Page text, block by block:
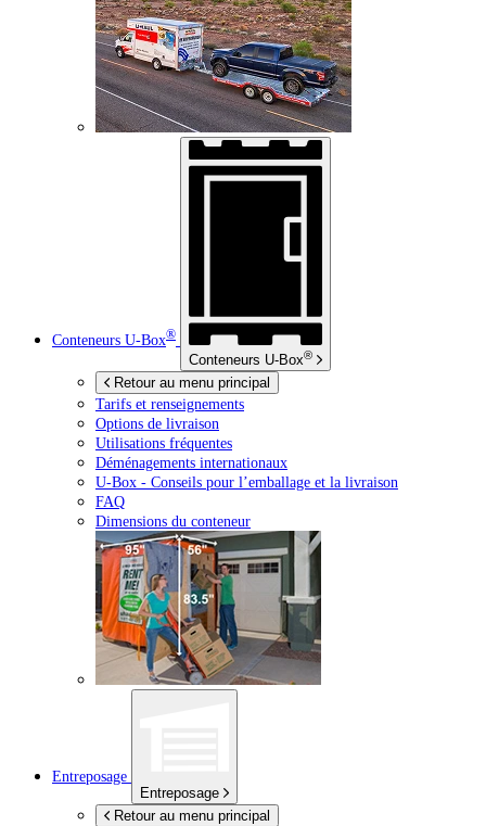
Conteneurs U-Box®
Conteneurs U-Box®
Retour au menu principal
Tarifs et renseignements
Options de livraison
Utilisations fréquentes
Déménagements internationaux
U-Box - Conseils pour l’emballage et la livraison
FAQ
Dimensions du conteneur
Entreposage
Entreposage
Retour au menu principal